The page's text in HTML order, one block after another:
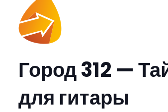
Город 312 —
для гитары